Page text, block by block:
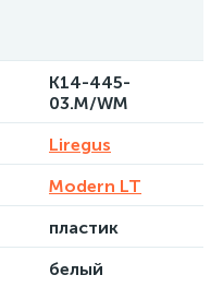
K14-445-
03.M/WM
Liregus
Modern LT
пластик
белый